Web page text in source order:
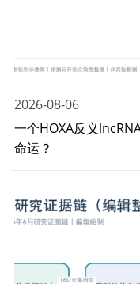
2026-08-06
一个HOXA反义
命运？